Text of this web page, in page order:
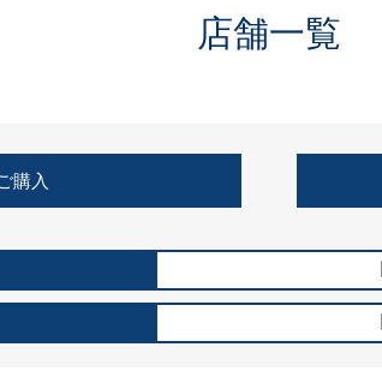
抗ウイルス・抗菌製品
LinkedIn
住宅使用部材標準化推進協議会
店舗一覧
購入